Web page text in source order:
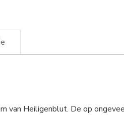
van Heiligenblut. De op